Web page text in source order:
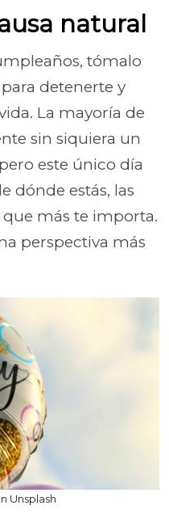
natural
tómalo
detenerte y
La mayoría de
sin siquiera un
este único día
dónde estás, las
que más te importa.
perspectiva más
Unsplash